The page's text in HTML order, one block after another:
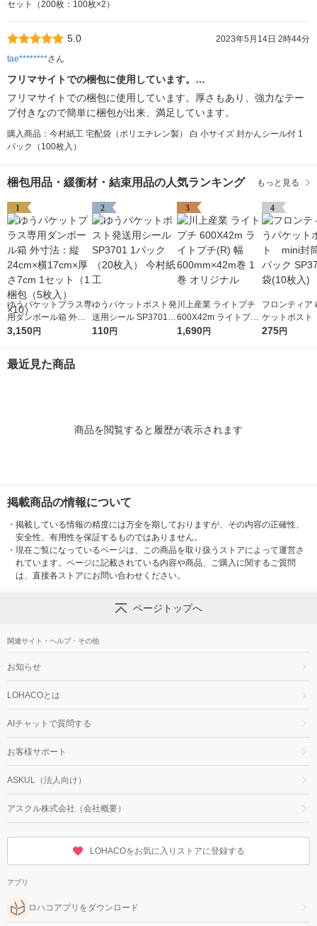
セット（200枚：100枚×2）
5.0
2023年5月14日 2時44分
tae********さん
フリマサイトでの梱包に使用しています。…
フリマサイトでの梱包に使用しています。厚さもあり、強力なテー
プ付きなので簡単に梱包が出来、満足しています。
購入商品：今村紙工 宅配袋（ポリエチレン製） 白 小サイズ 封かんシール付 1
パック（100枚入）
梱包用品・緩衝材・結束用品の人気ランキング もっと見る
1
ゆうパケットプラス専
用ダンボール箱 外寸
法：縦24cm×横17cm
3,150円
2
ゆうパケットポスト発
送用シール SP3701 1
パック（20枚入） 今
110円
3
川上産業 ライトプチ
600X42m ライトプチ
(R) 幅600mm×42m巻
1,690円
4
フロンティア
ケットポス
筒 10枚パッ
275円
最近見た商品
商品を閲覧すると履歴が表示されます
掲載商品の情報について
・ 掲載している情報の精度には万全を期しておりますが、その内容の正確性、
安全性、有用性を保証するものではありません。
・ 現在ご覧になっているページは、この商品を取り扱うストアによって運営さ
れています。ページに記載されている内容や商品、ご購入に関するご質問
は、直接各ストアにお問い合わせください。
ページトップへ
関連サイト・ヘルプ・その他
お知らせ
LOHACOとは
AIチャットで質問する
お客様サポート
ASKUL（法人向け）
アスクル株式会社（会社概要）
LOHACOをお気に入りストアに登録する
アプリ
ロハコアプリをダウンロード